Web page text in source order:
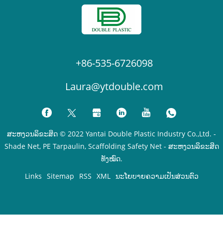
+86-535-6726098
Laura@ytdouble.com
ສະຫງວນລິຂະສິດ © 2022 Yantai Double Plastic Industry Co.,Ltd. -
Shade Net, PE Tarpaulin, Scaffolding Safety Net - ສະຫງວນລິຂະສິດ
ທັງໝົດ.
Links Sitemap RSS XML ນະໂຍບາຍຄວາມເປັນສ່ວນຕົວ